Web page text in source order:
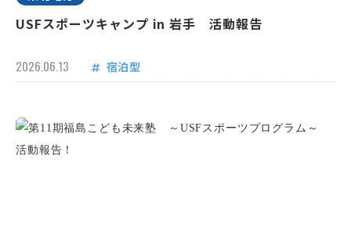
USFスポーツキャンプ in 岩手 活動報告
2026.06.13 宿泊型